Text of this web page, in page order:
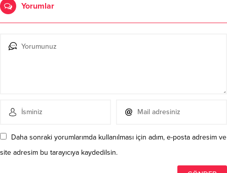
Yorumlar
Daha sonraki yorumlarımda kullanılması için adım, e-posta adresim ve
site adresim bu tarayıcıya kaydedilsin.